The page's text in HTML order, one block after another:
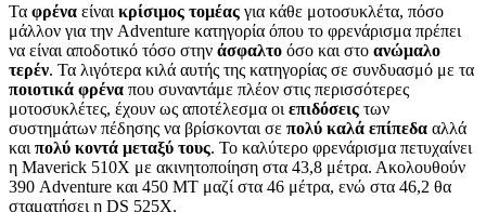
Τα φρένα είναι κρίσιμος τομέας για κάθε μοτοσυκλέτα, πόσο
μάλλον για την Adventure κατηγορία όπου το φρενάρισμα πρέπει
να είναι αποδοτικό τόσο στην άσφαλτο όσο και στο ανώμαλο
τερέν. Τα λιγότερα κιλά αυτής της κατηγορίας σε συνδυασμό με τα
ποιοτικά φρένα που συναντάμε πλέον στις περισσότερες
μοτοσυκλέτες, έχουν ως αποτέλεσμα οι επιδόσεις των
συστημάτων πέδησης να βρίσκονται σε πολύ καλά επίπεδα αλλά
και πολύ κοντά μεταξύ τους. Το καλύτερο φρενάρισμα πετυχαίνει
η Maverick 510X με ακινητοποίηση στα 43,8 μέτρα. Ακολουθούν
390 Adventure και 450 ΜΤ μαζί στα 46 μέτρα, ενώ στα 46,2 θα
σταματήσει η DS 525X.